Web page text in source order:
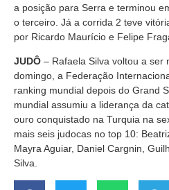
a posição para Serra e terminou
o terceiro. Já a corrida 2 teve
por Ricardo Maurício e Felipe
JUDÔ – Rafaela Silva voltou a ser
domingo, a Federação
ranking mundial depois do Grand
mundial assumiu a liderança da
ouro conquistado na Turquia na
mais seis judocas no top 10:
Mayra Aguiar, Daniel Cargnin,
Silva.